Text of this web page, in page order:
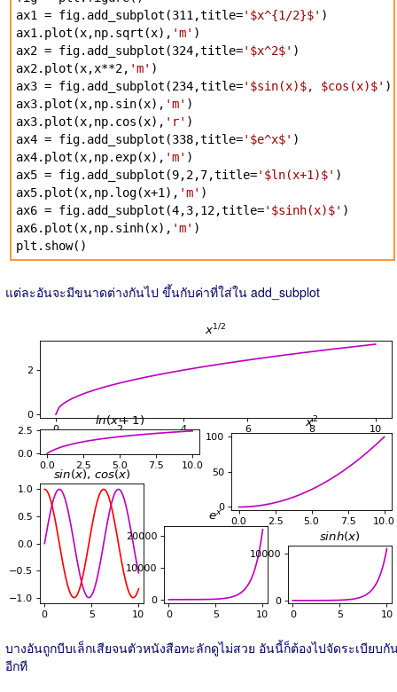
ax1 = fig.add_subplot(311,title='$x^{1/2}$' )
ax1.plot(x,np.sqrt(x), 'm' )
ax2 = fig.add_subplot(324,title='$x^2$' )
ax2.plot(x,x**2, 'm' )
ax3 = fig.add_subplot(234,title='$sin(x)$, $cos(x)$' )
ax3.plot(x,np.sin(x), 'm' )
ax3.plot(x,np.cos(x), 'r' )
ax4 = fig.add_subplot(338,title='$e^x$' )
ax4.plot(x,np.exp(x), 'm' )
ax5 = fig.add_subplot(9,2,7,title='$ln(x+1)$' )
ax5.plot(x,np.log(x+1), 'm' )
ax6 = fig.add_subplot(4,3,12,title='$sinh(x)$' )
ax6.plot(x,np.sinh(x), 'm' )
plt.show()
แต่ละอันจะมีขนาดต่างกันไป ขึ้นกับค่าที่ใส่ใน add_subplot
บางอันถูกบีบเล็กเสียจนตัวหนังสือทะลักดูไม่สวย อันนี้ก็ต้องไปจัดระเบียบกั
อีกที